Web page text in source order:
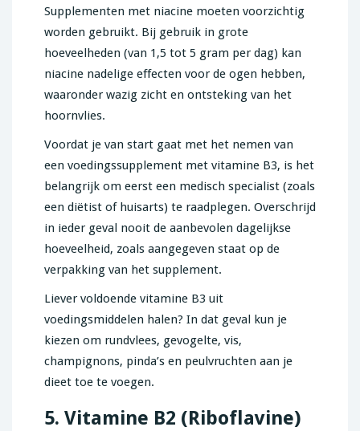
Supplementen met niacine moeten voorzichtig
worden gebruikt. Bij gebruik in grote
hoeveelheden (van 1,5 tot 5 gram per dag) kan
niacine nadelige effecten voor de ogen hebben,
waaronder wazig zicht en ontsteking van het
hoornvlies.
Voordat je van start gaat met het nemen van
een voedingssupplement met vitamine B3, is het
belangrijk om eerst een medisch specialist (zoals
een diëtist of huisarts) te raadplegen. Overschrijd
in ieder geval nooit de aanbevolen dagelijkse
hoeveelheid, zoals aangegeven staat op de
verpakking van het supplement.
Liever voldoende vitamine B3 uit
voedingsmiddelen halen? In dat geval kun je
kiezen om rundvlees, gevogelte, vis,
champignons, pinda’s en peulvruchten aan je
dieet toe te voegen.
5. Vitamine B2 (Riboflavine)